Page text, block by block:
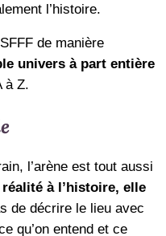
l’histoire.
de manière
univers à part entière
à Z.
l’arène est tout aussi
à l’histoire, elle
de décrire le lieu avec
qu’on entend et ce